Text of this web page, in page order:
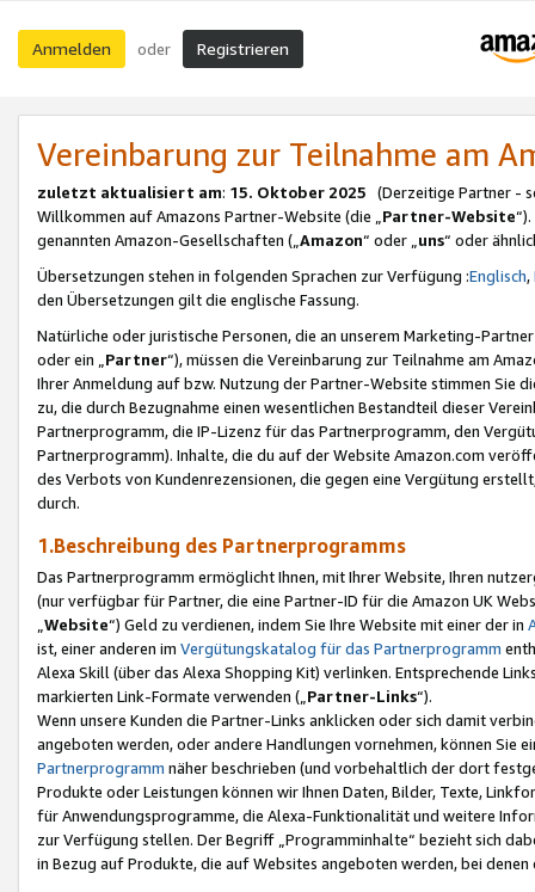
Anmelden oder Registrieren
Vereinbarung zur Teilnahme am
zuletzt aktualisiert am: 15. Oktober 2025 (Derzeitige Partner -
Willkommen auf Amazons Partner-Website (die „Partner-Website
genannten Amazon-Gesellschaften („Amazon“ oder „uns“ oder
Übersetzungen stehen in folgenden Sprachen zur Verfügung :Englisch,
den Übersetzungen gilt die englische Fassung.
Natürliche oder juristische Personen, die an unserem Marketing-
oder ein „Partner“), müssen die Vereinbarung zur Teilnahme am
Ihrer Anmeldung auf bzw. Nutzung der Partner-Website stimmen Sie
zu, die durch Bezugnahme einen wesentlichen Bestandteil dieser
Partnerprogramm, die IP-Lizenz für das Partnerprogramm, den
Partnerprogramm). Inhalte, die du auf der Website Amazon.com
des Verbots von Kundenrezensionen, die gegen eine Vergütung
durch.
1.Beschreibung des Partnerprogramms
Das Partnerprogramm ermöglicht Ihnen, mit Ihrer Website, Ihren
(nur verfügbar für Partner, die eine Partner-ID für die Amazon UK
Website“) Geld zu verdienen, indem Sie Ihre Website mit einer der in
ist, einer anderen im Vergütungskatalog für das Partnerprogramm
Alexa Skill (über das Alexa Shopping Kit) verlinken. Entsprechende
markierten Link-Formate verwenden („ Partner-Links“).
Wenn unsere Kunden die Partner-Links anklicken oder sich damit
angeboten werden, oder andere Handlungen vornehmen, können Sie
Partnerprogramm näher beschrieben (und vorbehaltlich der dort
Produkte oder Leistungen können wir Ihnen Daten, Bilder, Texte,
für Anwendungsprogramme, die Alexa-Funktionalität und weitere
zur Verfügung stellen. Der Begriff „Programminhalte“ bezieht sich
in Bezug auf Produkte, die auf Websites angeboten werden, bei